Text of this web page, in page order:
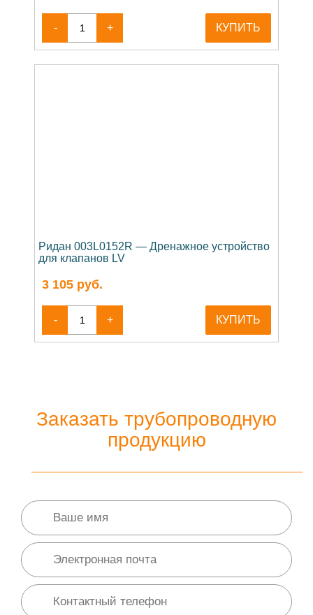
- + КУПИТЬ
Ридан 003L0152R — Дренажное устройство
для клапанов LV
3 105 руб.
- + КУПИТЬ
Заказать трубопроводную
продукцию